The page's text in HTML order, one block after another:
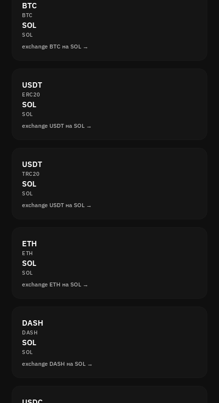
BTC
BTC
SOL
SOL
exchange BTC на SOL →
USDT
ERC20
SOL
SOL
exchange USDT на SOL →
USDT
TRC20
SOL
SOL
exchange USDT на SOL →
ETH
ETH
SOL
SOL
exchange ETH на SOL →
DASH
DASH
SOL
SOL
exchange DASH на SOL →